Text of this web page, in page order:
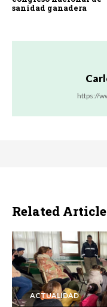
sanidad ganadera
https://
Related
ACTUALIDAD